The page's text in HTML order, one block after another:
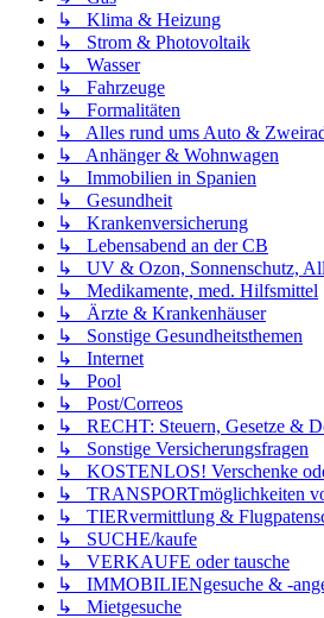
↳ Klima & Heizung
↳ Strom & Photovoltaik
↳ Wasser
↳ Fahrzeuge
↳ Formalitäten
↳ Alles rund ums Auto &
↳ Anhänger & Wohnwagen
↳ Immobilien in Spanien
↳ Gesundheit
↳ Krankenversicherung
↳ Lebensabend an der CB
↳ UV & Ozon, Sonnenschutz,
↳ Medikamente, med. Hilfsmittel
↳ Ärzte & Krankenhäuser
↳ Sonstige Gesundheitsthemen
↳ Internet
↳ Pool
↳ Post/Correos
↳ RECHT: Steuern, Gesetze &
↳ Sonstige Versicherungsfragen
↳ KOSTENLOS! Verschenke
↳ TRANSPORTmöglichkeiten
↳ TIERvermittlung &
↳ SUCHE/kaufe
↳ VERKAUFE oder tausche
↳ IMMOBILIENgesuche & -
↳ Mietgesuche